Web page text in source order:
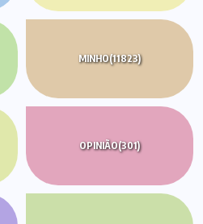
MINHO(11823)
OPINIÃO(301)